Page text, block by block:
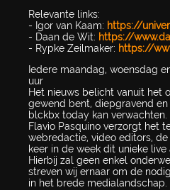
Relevante links:
- Igor van Kaam: https://
- Daan de Wit: https://
- Rypke Zeilmaker: https://
Iedere maandag, woensdag
uur
Het nieuws belicht vanuit het
gewend bent, diepgravend
blckbx today kan
Flavio Pasquino verzorgt het
webredactie, video editors,
keer in de week dit unieke
Hierbij zal geen enkel
streven wij ernaar om de
in het brede medialandschap.